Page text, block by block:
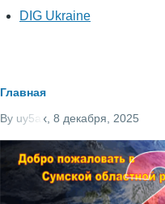
DIG Ukraine
Строка
навигации
Главная
By uy5ax, 8 декабря, 2025